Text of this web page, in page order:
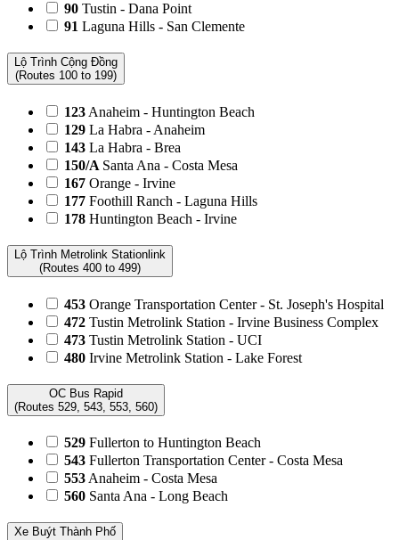
90 Tustin - Dana Point
91 Laguna Hills - San Clemente
Lộ Trình Cộng Đồng
(Routes 100 to 199)
123 Anaheim - Huntington Beach
129 La Habra - Anaheim
143 La Habra - Brea
150/A Santa Ana - Costa Mesa
167 Orange - Irvine
177 Foothill Ranch - Laguna Hills
178 Huntington Beach - Irvine
Lộ Trình Metrolink Stationlink
(Routes 400 to 499)
453 Orange Transportation Center - St. Joseph's Hospital
472 Tustin Metrolink Station - Irvine Business Complex
473 Tustin Metrolink Station - UCI
480 Irvine Metrolink Station - Lake Forest
OC Bus Rapid
(Routes 529, 543, 553, 560)
529 Fullerton to Huntington Beach
543 Fullerton Transportation Center - Costa Mesa
553Anaheim - Costa Mesa
560 Santa Ana - Long Beach
Xe Buýt Thành Phố